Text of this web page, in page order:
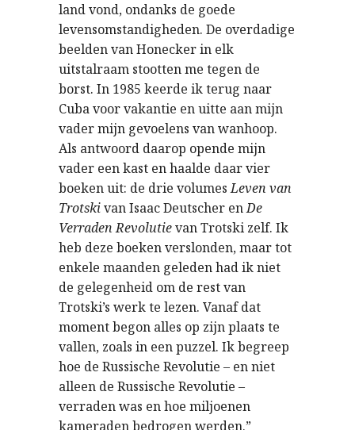
land vond, ondanks de goede
levensomstandigheden. De overdadige
beelden van Honecker in elk
uitstalraam stootten me tegen de
borst. In 1985 keerde ik terug naar
Cuba voor vakantie en uitte aan mijn
vader mijn gevoelens van wanhoop.
Als antwoord daarop opende mijn
vader een kast en haalde daar vier
boeken uit: de drie volumesLeven van
Trotskivan Isaac Deutscher enDe
Verraden Revolutievan Trotski zelf. Ik
heb deze boeken verslonden, maar tot
enkele maanden geleden had ik niet
de gelegenheid om de rest van
Trotski’s werk te lezen. Vanaf dat
moment begon alles op zijn plaats te
vallen, zoals in een puzzel. Ik begreep
hoe de Russische Revolutie – en niet
alleen de Russische Revolutie –
verraden was en hoe miljoenen
kameraden bedrogen werden.”